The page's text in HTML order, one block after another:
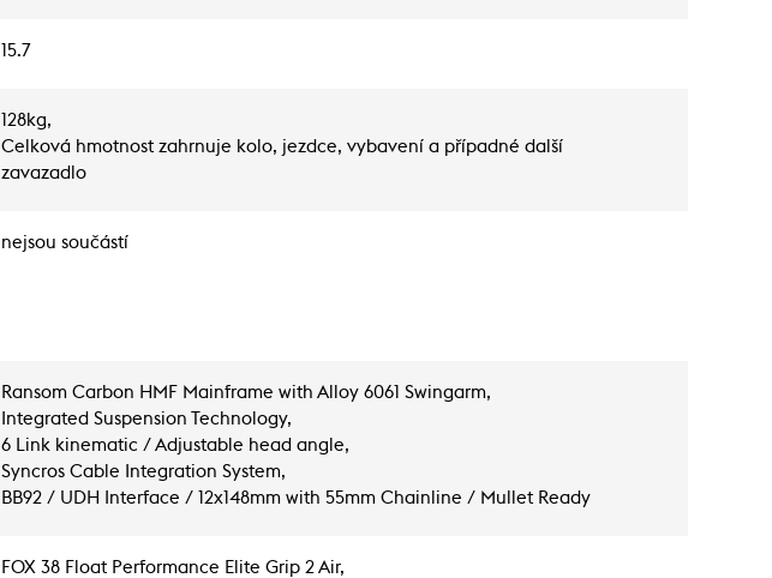
15.7
128kg,
Celková hmotnost zahrnuje kolo, jezdce, vybavení a případné další
zavazadlo
nejsou součástí
Ransom Carbon HMF Mainframe with Alloy 6061 Swingarm,
Integrated Suspension Technology,
6 Link kinematic / Adjustable head angle,
Syncros Cable Integration System,
BB92 / UDH Interface / 12x148mm with 55mm Chainline / Mullet Ready
FOX 38 Float Performance Elite Grip 2 Air,